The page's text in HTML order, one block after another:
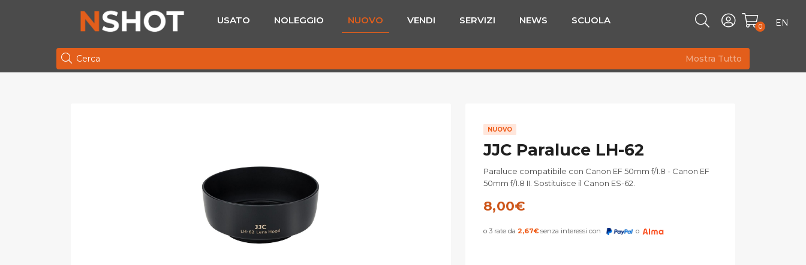
USATO NOLEGGIO NUOVO VENDI SERVIZI NEWS SCUOLA
0 EN
Mostra Tutto
NUOVO
JJC Paraluce LH-62
Paraluce compatibile con Canon EF 50mm f/1.8 - Canon EF
50mm f/1.8 II. Sostituisce il Canon ES-62.
8,00€
o 3 rate da 2,67€ senza interessi con o